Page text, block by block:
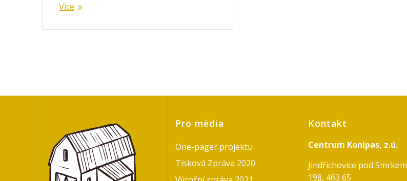
Více
Pro média
One-pager projektu
Tisková Zpráva 2020
Kontakt
Centrum Konipas, z.ú.
Jindřichovice pod Smrkem
198, 463 65